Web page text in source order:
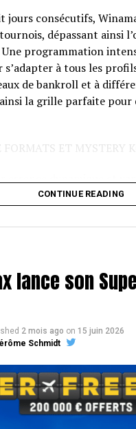
jours consécutifs,
dépassant ainsi
programmation
s’adapter à tous les
de bankroll et à
la grille parfaite pour
FORMATS ET MYSTERY
différents formats
folie du Trident et des
comme le HORSE.
chargé en action,
désormais comme
pour les
sur les Winamax
CONTINUE READING
lance son
2 mois ago on 15 juin 2026
Schmidt